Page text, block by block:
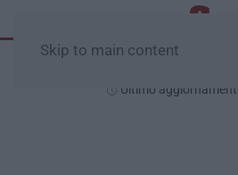
Skip to main content
Ultimo